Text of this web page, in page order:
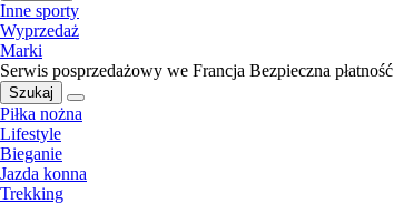
Inne sporty
Wyprzedaż
Marki
Serwis posprzedażowy we Francja Bezpieczna płatność
Szukaj
Piłka nożna
Lifestyle
Bieganie
Jazda konna
Trekking